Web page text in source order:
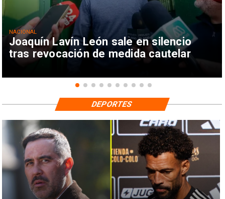
Joaquín Lavín León sale en silencio
tras revocación de medida cautelar
NACIONAL
DEPORTES